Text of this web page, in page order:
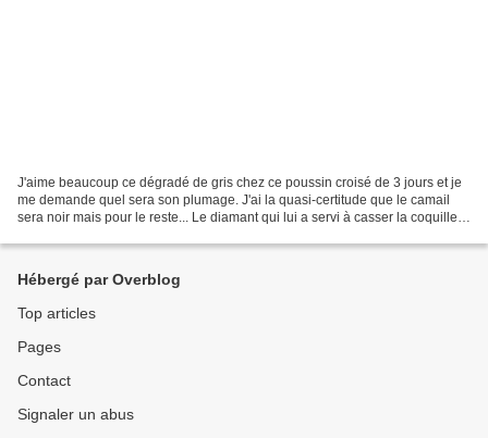
J'aime beaucoup ce dégradé de gris chez ce poussin croisé de 3 jours et je
me demande quel sera son plumage. J'ai la quasi-certitude que le camail
sera noir mais pour le reste... Le diamant qui lui a servi à casser la coquille
Hébergé par Overblog
Top articles
Pages
Contact
Signaler un abus